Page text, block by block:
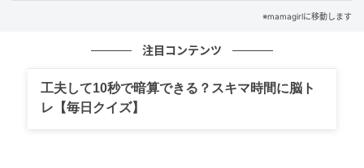
※mamagirlに移動します
注目コンテンツ
工夫して10秒で暗算できる？スキマ時間に脳ト
レ【毎日クイズ】